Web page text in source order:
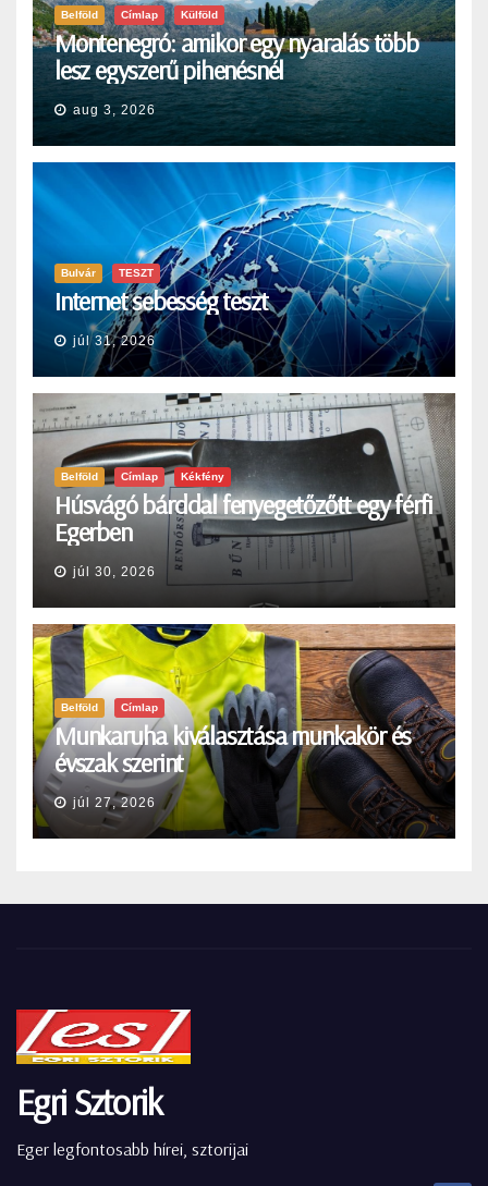
Belföld Címlap Külföld
Montenegró: amikor egy nyaralás több
lesz egyszerű pihenésnél
aug 3, 2026
Bulvár TESZT
Internet sebesség teszt
júl 31, 2026
Belföld Címlap Kékfény
Húsvágó bárddal fenyegetőzőtt egy férfi
Egerben
júl 30, 2026
Belföld Címlap
Munkaruha kiválasztása munkakör és
évszak szerint
júl 27, 2026
Egri Sztorik
Eger legfontosabb hírei, sztorijai